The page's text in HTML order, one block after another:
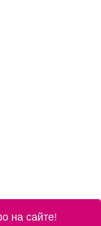
на сайте!